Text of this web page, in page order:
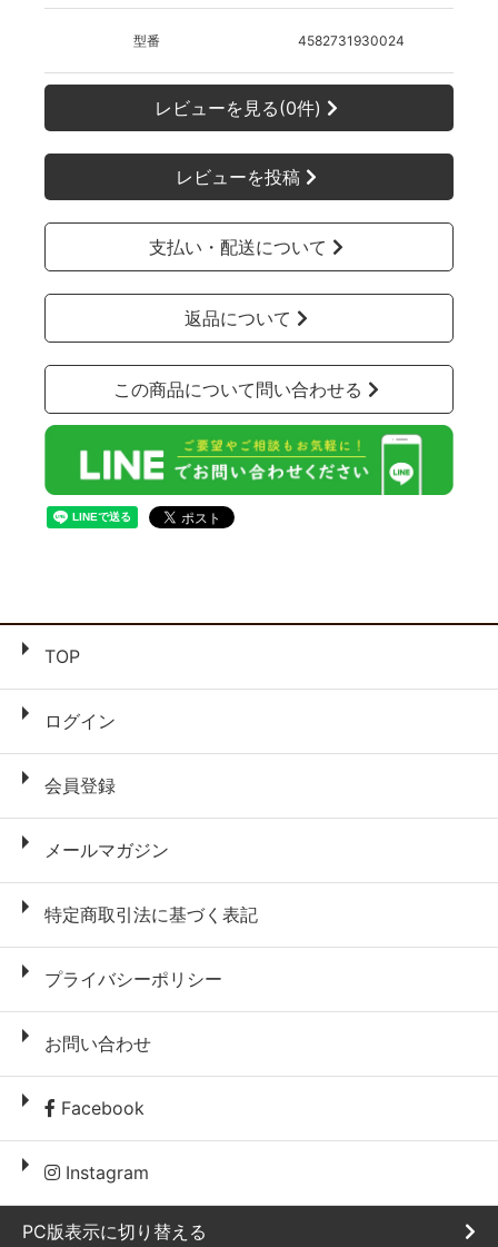
型番 4582731930024
レビューを見る(0件)
レビューを投稿
支払い・配送について
返品について
この商品について問い合わせる
TOP
ログイン
会員登録
メールマガジン
特定商取引法に基づく表記
プライバシーポリシー
お問い合わせ
Facebook
Instagram
PC版表示に切り替える